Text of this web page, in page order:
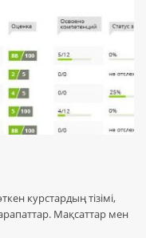
курстардың тізімі,
Мақсаттар мен